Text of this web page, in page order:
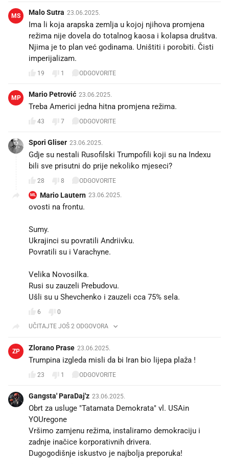
MS Malo Sutra 23.06.2025.
Ima li koja arapska zemlja u kojoj njihova promjena
režima nije dovela do totalnog kaosa i kolapsa društva.
Njima je to plan već godinama. Uništiti i porobiti. Čisti
imperijalizam.
19 1 ODGOVORITE
MP Mario Petrović 23.06.2025.
Treba Americi jedna hitna promjena režima.
43 7 ODGOVORITE
Spori Gliser 23.06.2025.
Gdje su nestali Rusofilski Trumpofili koji su na Indexu
bili sve prisutni do prije nekoliko mjeseci?
28 8 ODGOVORITE
ML Mario Lautern 23.06.2025.
ovosti na frontu.
Sumy.
Ukrajinci su povratili Andriivku.
Povratili su i Varachyne.
Velika Novosilka.
Rusi su zauzeli Prebudovu.
Ušli su u Shevchenko i zauzeli cca 75% sela.
6
0
UČITAJTE JOŠ 2 ODGOVORA
ZP Zlorano Prase 23.06.2025.
Trumpina izgleda misli da bi Iran bio lijepa plaža !
23 1 ODGOVORITE
Gangsta' ParaDaj'z 23.06.2025.
Obrt za usluge "Tatamata Demokrata" vl. USAin
YOUregone
Vršimo zamjenu režima, instaliramo demokraciju i
zadnje inačice korporativnih drivera.
Dugogodišnje iskustvo je najbolja preporuka!